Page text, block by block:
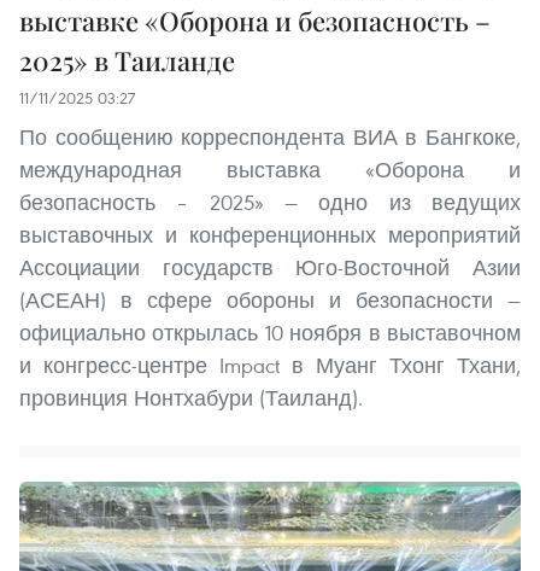
выставке «Оборона и безопасность –
2025» в Таиланде
11/11/2025 03:27
По сообщению корреспондента ВИА в Бангкоке,
международная выставка «Оборона и
безопасность – 2025» — одно из ведущих
выставочных и конференционных мероприятий
Ассоциации государств Юго-Восточной Азии
(АСЕАН) в сфере обороны и безопасности —
официально открылась 10 ноября в выставочном
и конгресс-центре Impact в Муанг Тхонг Тхани,
провинция Нонтхабури (Таиланд).